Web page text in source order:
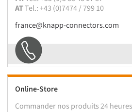
ATTel.: +43 (0)7474 / 799 10
france@knapp-connectors.com
Online-Store
Commander nos produits 24